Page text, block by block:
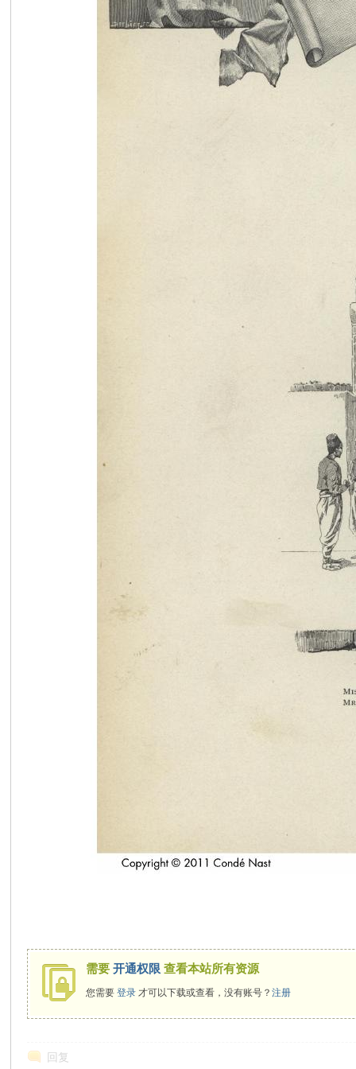
需要开通权限 查看本站所有资源
您需要登录 才可以下载或查看，没有账号？注册
回复